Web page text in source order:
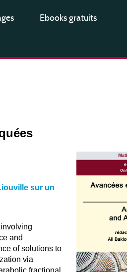
Ebooks gratuits
sur un
and
of solutions to
via
fractional